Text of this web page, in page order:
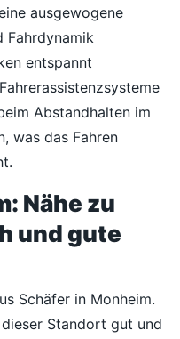
ausgewogene
Fahrdynamik
entspannt
Abstandhalten im
was das Fahren
Nähe zu
und gute
Schäfer in Monheim.
Standort gut und